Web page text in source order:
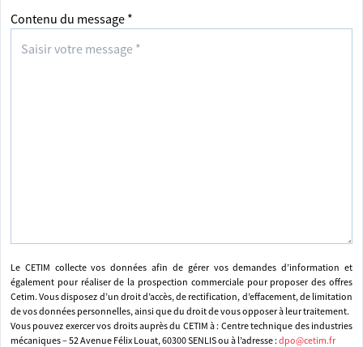
Contenu du message *
Le CETIM collecte vos données afin de gérer vos demandes d’information et
également pour réaliser de la prospection commerciale pour proposer des offres
Cetim. Vous disposez d’un droit d’accès, de rectification, d’effacement, de limitation
de vos données personnelles, ainsi que du droit de vous opposer à leur traitement.
Vous pouvez exercer vos droits auprès du CETIM à : Centre technique des industries
mécaniques – 52 Avenue Félix Louat, 60300 SENLIS ou à l’adresse : dpo@cetim.fr